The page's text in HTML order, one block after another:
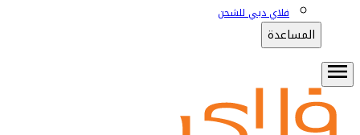
فلاي دبي للشحن
المساعدة